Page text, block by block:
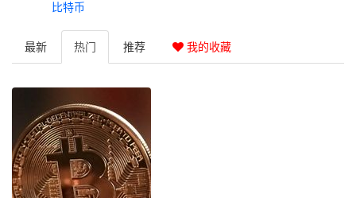
比特币
最新 热门 推荐 我的收藏